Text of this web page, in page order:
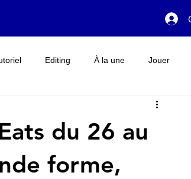
Editing À la une Jouer
du 26 au
forme,